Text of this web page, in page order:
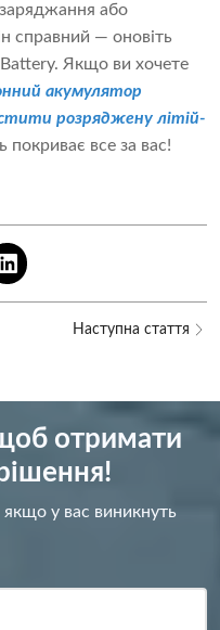
або
справний — оновіть
Якщо ви хочете
акумулятор
розряджену літій-
покриває все за вас!
Наступна стаття
отримати
у вас виникнуть